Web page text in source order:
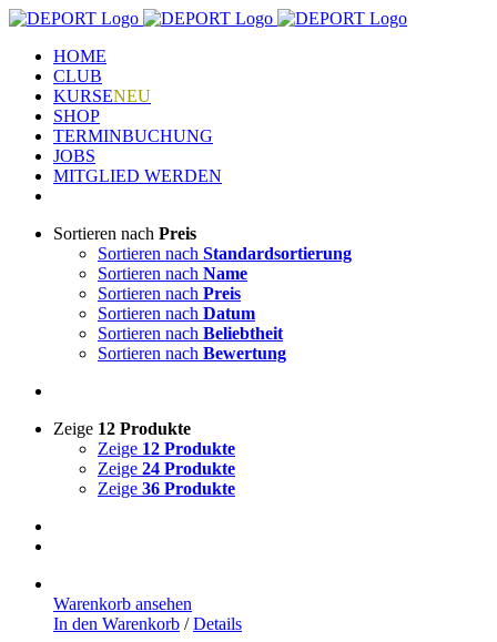
Zum
springenHOME
CLUB
KURSENEU
SHOP
TERMINBUCHUNG
JOBS
MITGLIED WERDEN
Sortieren nach Preis
Sortieren nach Standardsortierung
Sortieren nach Name
Sortieren nach Preis
Sortieren nach Datum
Sortieren nach Beliebtheit
Sortieren nach Bewertung
Zeige 12 Produkte
Zeige 12 Produkte
Zeige 24 Produkte
Zeige 36 Produkte
Warenkorb ansehen
In den Warenkorb / Details